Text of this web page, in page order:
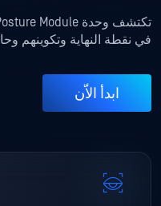
في نقطة النهاية وتكوينهم
ابدأ الاّن